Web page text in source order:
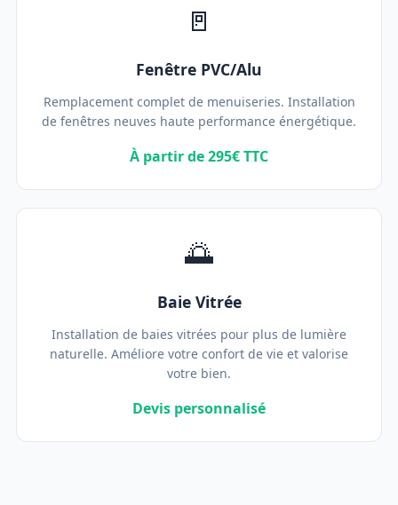
🚪
Fenêtre PVC/Alu
Remplacement complet de menuiseries. Installation
de fenêtres neuves haute performance énergétique.
À partir de 295€ TTC
🌅
Baie Vitrée
Installation de baies vitrées pour plus de lumière
naturelle. Améliore votre confort de vie et valorise
votre bien.
Devis personnalisé